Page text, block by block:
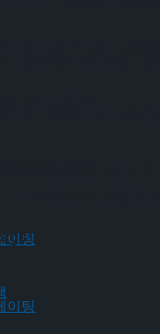
경기 결과
이팅
] 김민송-문지원-정
이팅